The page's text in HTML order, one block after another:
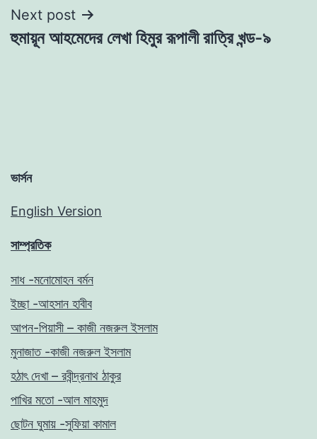
Next post
হুমায়ূন আহমেদের লেখা হিমুর রূপালী রাত্রি খন্ড-৯
ভার্সন
English Version
সাম্প্রতিক
সাধ -মনোমোহন বর্মন
ইচ্ছা -আহসান হাবীব
আপন-পিয়াসী – কাজী নজরুল ইসলাম
মুনাজাত -কাজী নজরুল ইসলাম
হঠাৎ দেখা – রবীন্দ্রনাথ ঠাকুর
পাখির মতো -আল মাহমুদ
ছোটন ঘুমায় -সুফিয়া কামাল